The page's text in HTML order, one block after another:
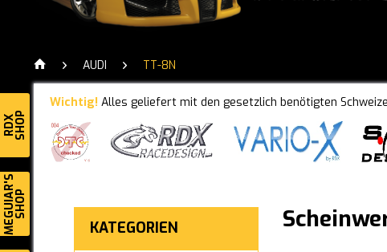
RDXSHOP
MEGUIAR'SSHOP
AUDI TT-8N
Wichtig! Alles geliefert mit den gesetzlich benötigten
KATEGORIEN